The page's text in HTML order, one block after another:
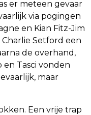
er meteen gevaar
via pogingen
en Kian Fitz-Jim
Setford een
de overhand,
en Tasci vonden
maar
Een vrije trap